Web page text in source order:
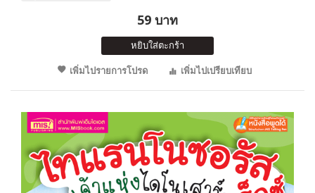
59 บาท
หยิบใส่ตะกร้า
เพิ่มไปรายการโปรด
เพิ่มไปเปรียบเทียบ